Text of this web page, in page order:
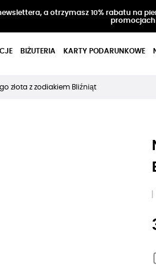
a otrzymasz 10% rabatu na
BIŻUTERIA KARTY PODARUNKOWE
złota z zodiakiem Bliźniąt